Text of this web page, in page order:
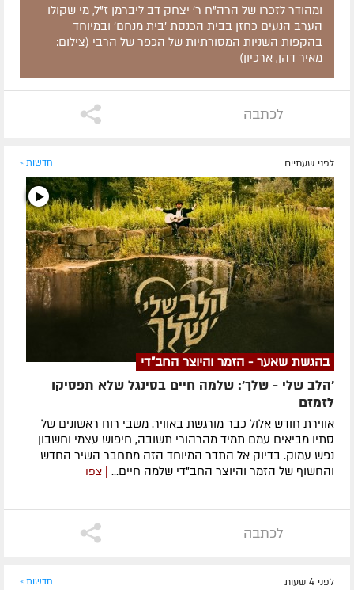
ומהודר לזכרו של הרה"ח ר' יצחק דב ליברמן ז"ל, מי שקולו
הערב הנעים כחזן בבית הכנסת 'בית מנחם' ובמיוחד
בהקפות השניות המסורתיות של הכפר של הרבי (צילום:
מאיר דהן, ארכיון)
לכתבה
לפני שעתיים חדשות »
בהגשת שאער - הזמר והיוצר החב"די
'הלב שלי - שלך': שלמה חיים בסינגל שלא תפסיקו
לזמזם
אווירת חודש אלול כבר מורגשת באוויר. משבי רוח ראשונים של
סתיו מביאים עמם תמיד מהרהורי תשובה, חיפוש עצמי וחשבון
נפש עמוק. בדיוק אל התדר המיוחד הזה מתחבר השיר החדש
והחשוף של הזמר והיוצר החב"די שלמה חיים... | צפו
לכתבה
לפני 4 שעות חדשות »